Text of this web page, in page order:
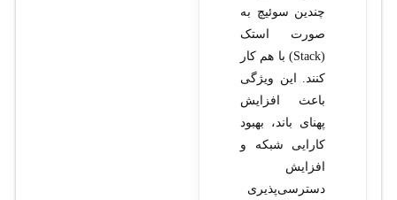
چندین سوئیچ به
صورت استک
(Stack) با هم کار
کنند. این ویژگی
باعث افزایش
پهنای باند، بهبود
کارایی شبکه و
افزایش
دسترسی‌پذیری